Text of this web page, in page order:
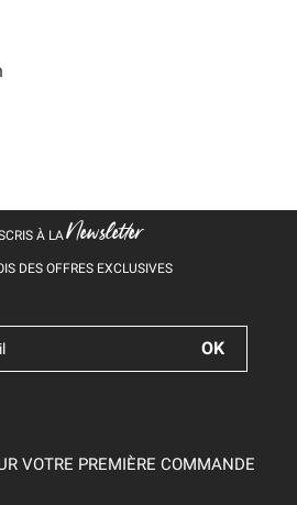
À LANewsletter
DES OFFRES EXCLUSIVES
VOTRE PREMIÈRE COMMANDE